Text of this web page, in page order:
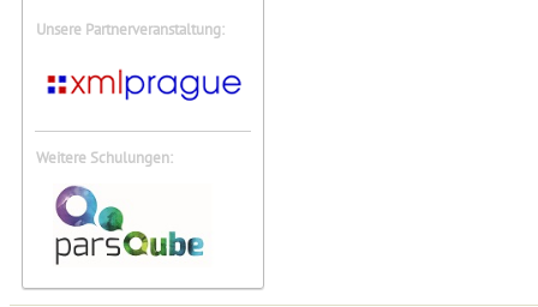
Unsere Partnerveranstaltung:
Weitere Schulungen: